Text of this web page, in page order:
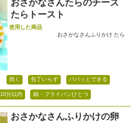
おさかなさんたらのチーズ
たらトースト
使用した商品
おさかなさんふりかけ たら
焼く 包丁いらず パパッとできる
10分以内 鍋・フライパンひとつ
おさかなさんふりかけの卵